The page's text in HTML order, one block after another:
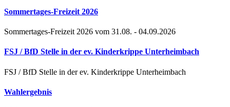
Sommertages-Freizeit 2026
Sommertages-Freizeit 2026 vom 31.08. - 04.09.2026
FSJ / BfD Stelle in der ev. Kinderkrippe Unterheimbach
FSJ / BfD Stelle in der ev. Kinderkrippe Unterheimbach
Wahlergebnis